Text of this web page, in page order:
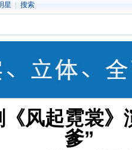
星 搜索
风起霓裳》
爹”